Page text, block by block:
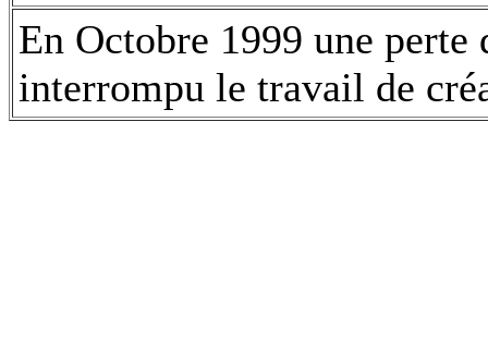
En Octobre 1999 une perte
interrompu le travail de